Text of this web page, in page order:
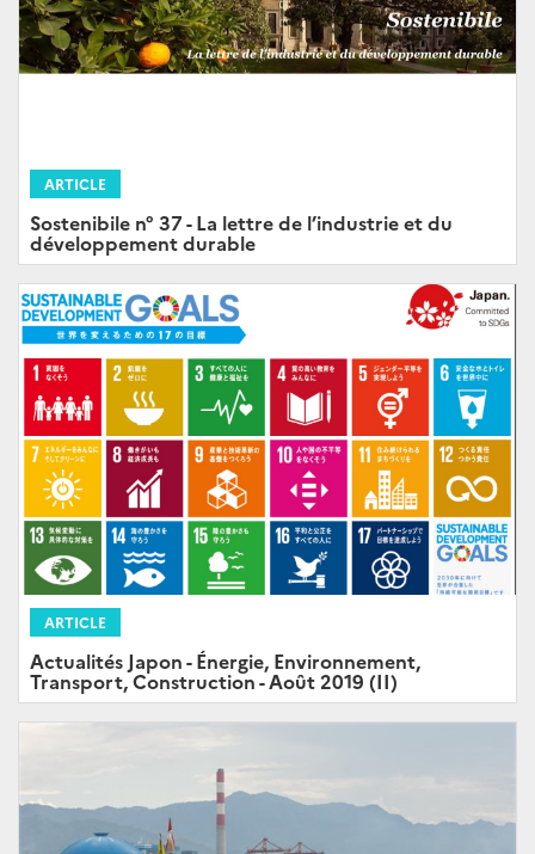
ARTICLE
Sostenibile n° 37 - La lettre de l’industrie et du
développement durable
ARTICLE
Actualités Japon - Énergie, Environnement,
Transport, Construction - Août 2019 (II)